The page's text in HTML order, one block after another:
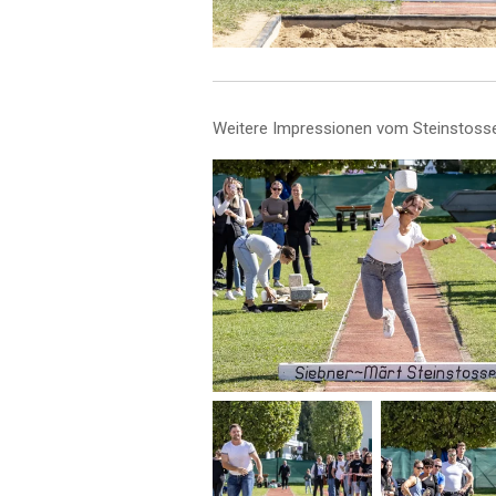
Weitere Impressionen vom